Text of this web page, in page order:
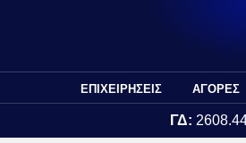
ΕΠΙΧΕΙΡΗΣΕΙΣ ΑΓΟΡΕΣ
ΓΔ: